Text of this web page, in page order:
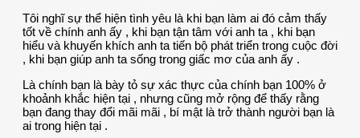
Tôi nghĩ sự thể hiện tình yêu là khi bạn làm ai đó cảm thấy
tốt về chính anh ấy , khi bạn tận tâm với anh ta , khi bạn
hiểu và khuyến khích anh ta tiến bộ phát triển trong cuộc đời
, khi bạn giúp anh ta sống trong giấc mơ của anh ấy .
Là chính bạn là bày tỏ sự xác thực của chính bạn 100% ở
khoảnh khắc hiện tại , nhưng cũng mở rộng để thấy rằng
bạn đang thay đổi mãi mãi , bí mật là trở thành người bạn là
ai trong hiện tại .